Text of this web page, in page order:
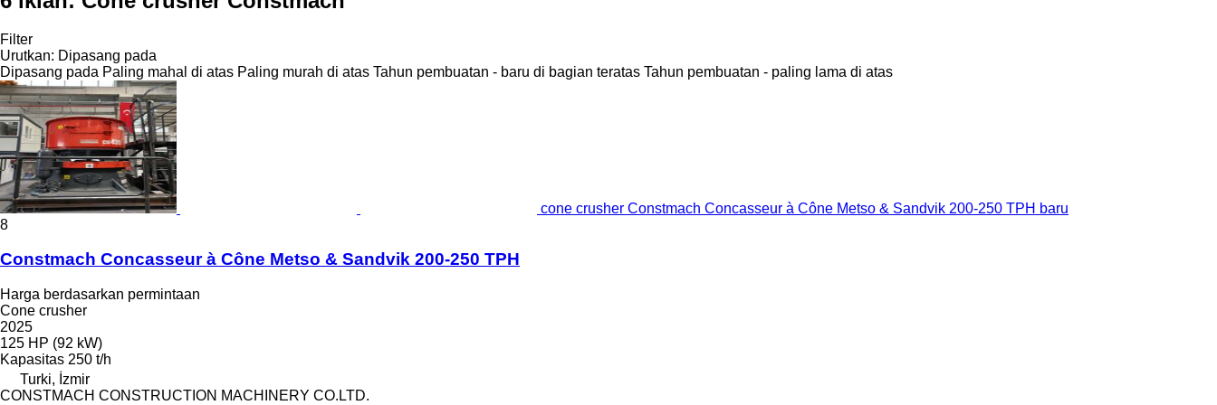
Filter
Urutkan: Dipasang pada
Dipasang pada Paling mahal di atas Paling murah di atas Tahun pembuatan - baru di bagian teratas Tahun pembuatan - paling lama di atas
cone crusher Constmach Concasseur à Cône Metso & Sandvik 200-250 TPH baru
8
Constmach Concasseur à Cône Metso & Sandvik 200-250 TPH
Harga berdasarkan permintaan
Cone crusher
2025
125 HP (92 kW)
Kapasitas 250 t/h
Turki, İzmir
CONSTMACH CONSTRUCTION MACHINERY CO.LTD.